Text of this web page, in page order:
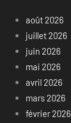
août 2026
juillet 2026
juin 2026
mai 2026
avril 2026
mars 2026
février 2026